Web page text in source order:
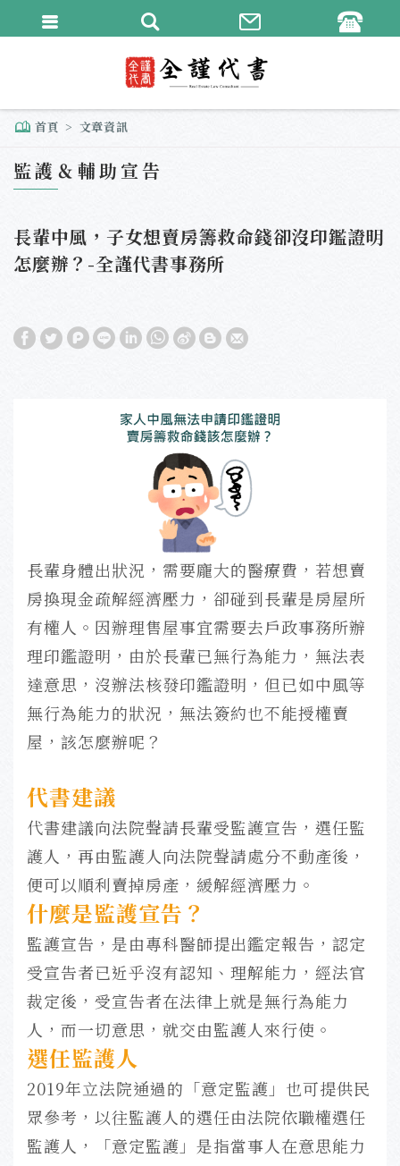
首頁 文章資訊
監護＆輔助宣告
長輩中風，子女想賣房籌救命錢卻沒印鑑證明
怎麼辦？-全謹代書事務所
長輩身體出狀況，需要龐大的醫療費，若想賣
房換現金疏解經濟壓力，卻碰到長輩是房屋所
有權人。因辦理售屋事宜需要去戶政事務所辦
理印鑑證明，由於長輩已無行為能力，無法表
達意思，沒辦法核發印鑑證明，但已如中風等
無行為能力的狀況，無法簽約也不能授權賣
屋，該怎麼辦呢？
代書建議
代書建議向法院聲請長輩受監護宣告，選任監
護人，再由監護人向法院聲請處分不動產後，
便可以順利賣掉房產，緩解經濟壓力。
什麼是監護宣告？
監護宣告，是由專科醫師提出鑑定報告，認定
受宣告者已近乎沒有認知、理解能力，經法官
裁定後，受宣告者在法律上就是無行為能力
人，而一切意思，就交由監護人來行使。
選任監護人
2019年立法院通過的「意定監護」也可提供民
眾參考，以往監護人的選任由法院依職權選任
監護人，「意定監護」是指當事人在意思能力
繁體中文
English